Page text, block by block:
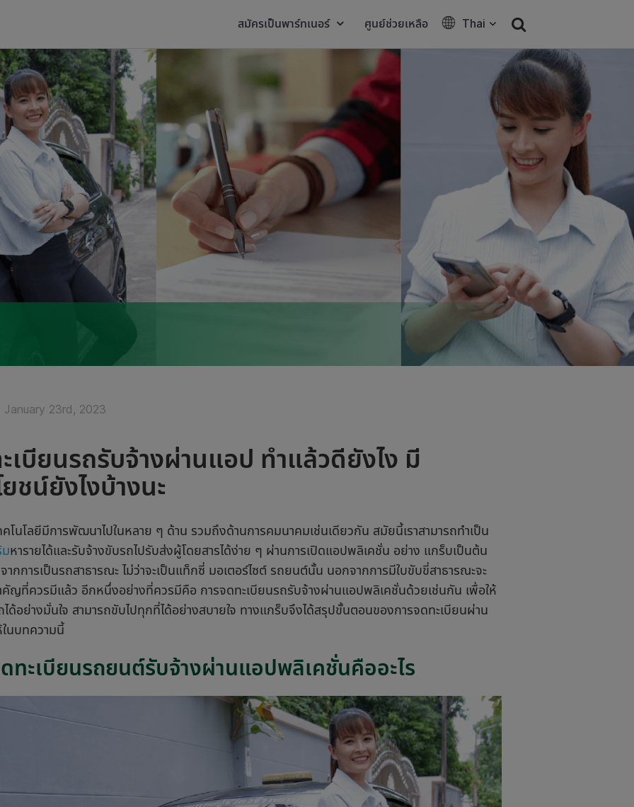
สมัครเป็นพาร์ทเนอร์ ศูนย์ช่วยเหลือ Thai
23rd, 2023
เบียนรถรับจ้างผ่านแอป ทำแล้วดียังไง มี
ยชน์ยังไงบ้างนะ
คโนโลยีมีการพัฒนาไปในหลาย ๆ ด้าน รวมถึงด้านการคมนาคมเช่นเดียวกัน สมัยนี้เราสามารถทำเป็น
มหารายได้และรับจ้างขับรถไปรับส่งผู้โดยสารได้ง่าย ๆ ผ่านการเปิดแอปพลิเคชั่น อย่าง แกร็บเป็นต้น
ากการเป็นรถสาธารณะ ไม่ว่าจะเป็นแท็กซี่ มอเตอร์ไซต์ รถยนต์นั้น นอกจากการมีใบขับขี่สาธารณะจะ
คัญที่ควรมีแล้ว อีกหนึ่งอย่างที่ควรมีคือ การจดทะเบียนรถรับจ้างผ่านแอปพลิเคชั่นด้วยเช่นกัน เพื่อให้
ด้อย่างมั่นใจ สามารถขับไปทุกที่ได้อย่างสบายใจ ทางแกร็บจึงได้สรุปขั้นตอนของการจดทะเบียนผ่าน
ในบทความนี้
ทะเบียนรถยนต์รับจ้างผ่านแอปพลิเคชั่นคืออะไร